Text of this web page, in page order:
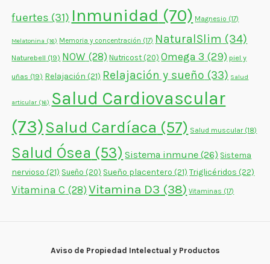
fuertes (31) Inmunidad (70) Magnesio (17)
Melatonina (16) Memoria y concentración (17) NaturalSlim (34)
Naturebell (19) NOW (28) Nutricost (20) Omega 3 (29) piel y
uñas (19) Relajación (21) Relajación y sueño (33) Salud
articular (16) Salud Cardiovascular
(73)Salud Cardíaca (57) Salud muscular(18)
Salud Ósea (53) Sistema inmune (26) Sistema
nervioso (21) Sueño (20) Sueño placentero (21) Triglicéridos (22)
Vitamina C (28) Vitamina D3 (38) Vitaminas (17)
Aviso de Propiedad Intelectual y Productos